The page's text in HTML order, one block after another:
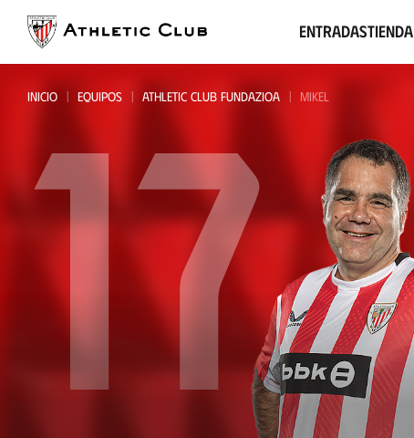
contenido
principal
EntradasTienda
INICIO EQUIPOS ATHLETIC CLUB FUNDAZIOA MIKEL
17